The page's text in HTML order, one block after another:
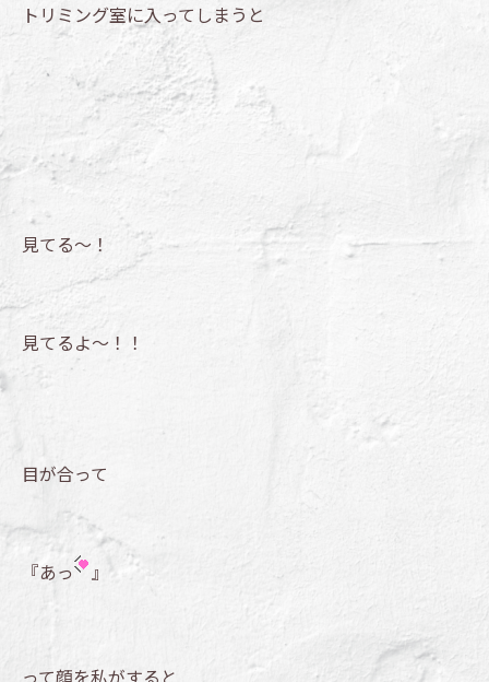
トリミング室に入ってしまうと
見てる～！
見てるよ～！！
目が合って
『あっ 』
って顔を私がすると